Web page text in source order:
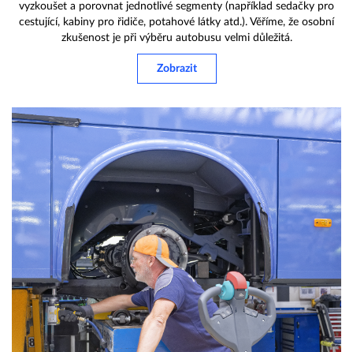
vyzkoušet a porovnat jednotlivé segmenty (například sedačky pro
cestující, kabiny pro řidiče, potahové látky atd.). Věříme, že osobní
zkušenost je při výběru autobusu velmi důležitá.
Zobrazit